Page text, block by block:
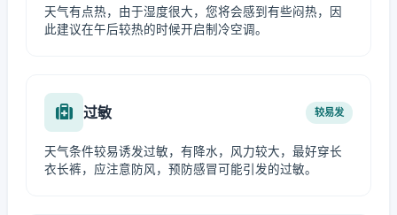
天气有点热，由于湿度很大，您将会感到有些闷热，因
此建议在午后较热的时候开启制冷空调。
过敏 较易发
天气条件较易诱发过敏，有降水，风力较大，最好穿长
衣长裤，应注意防风，预防感冒可能引发的过敏。